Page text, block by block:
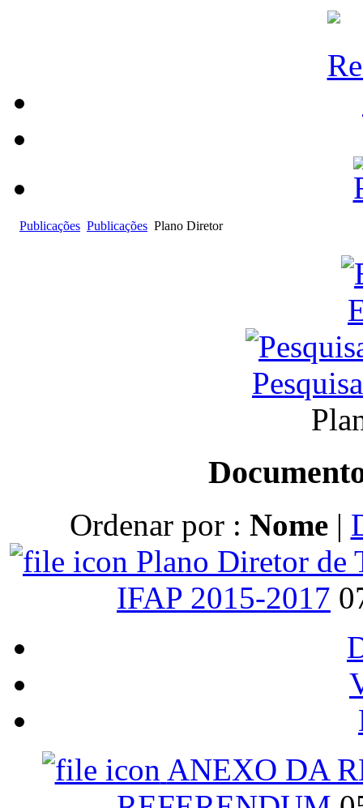
Publicações Publicações Plano Diretor
Ordenar por : Nome |
Plano Diretor de
IFAP 2015-2017
ANEXO DA